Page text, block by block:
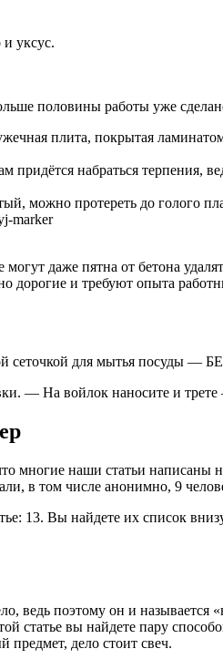
уксус.
половины работы уже
плита, покрытая
набраться терпения,
можно протереть до голого
marker
даже пятна от бетона
и требуют опыта
сеточкой для мытья посуды
— На войлок наносите и
многие наши статьи написаны
в том числе анонимно, 9
13. Вы найдете их список
ведь поэтому он и
статье вы найдете пару
предмет, дело стоит свеч.